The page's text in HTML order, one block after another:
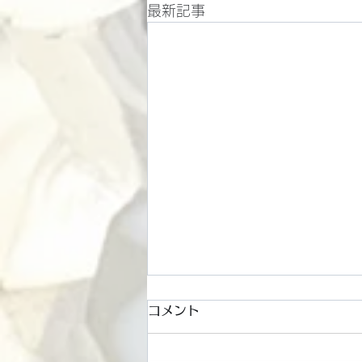
最新記事
コメント